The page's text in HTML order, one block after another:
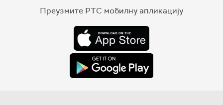
Преузмите РТС мобилну апликацију